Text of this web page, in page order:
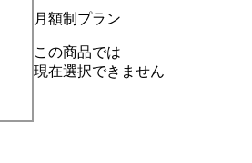
月額制プラン
この商品では
現在選択できません